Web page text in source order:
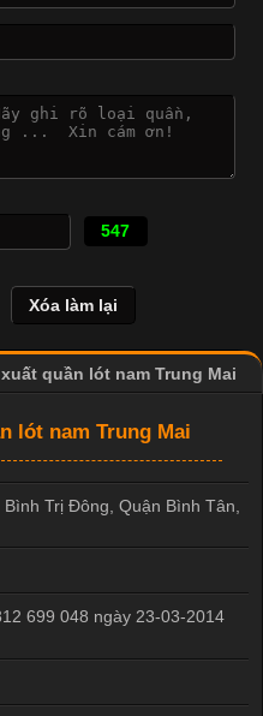
24 17:24:50
phục phổ biến nhất trong
thường ngày, áo phông còn
sản xuất may mặc, đặc
nay,
547
quần lót nam Trung Mai
lót nam Trung Mai
Bình Trị Đông Quận Bình Tân
699 048 ngày 23-03-2014